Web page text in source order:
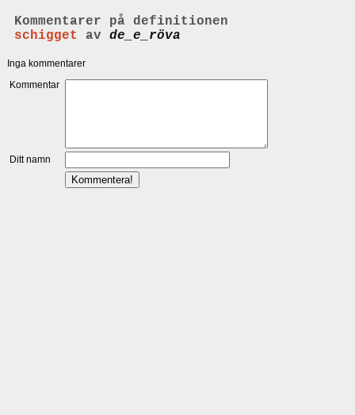
Kommentarer på definitionen
schigget
av de_e_röva
Inga kommentarer
Kommentar
Ditt namn